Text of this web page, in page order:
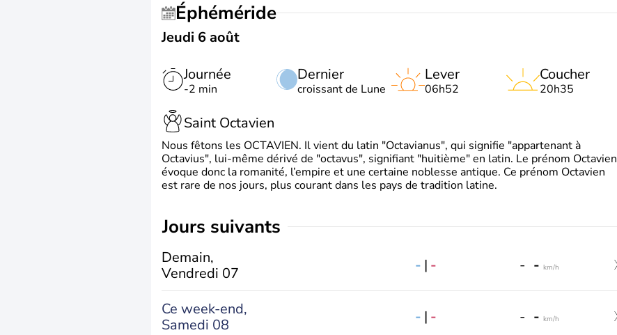
Éphéméride
Jeudi 6 août
Journée
-2 min
Dernier
croissant de Lune
Lever
06h52
Coucher
20h35
Saint Octavien
Nous fêtons les OCTAVIEN. Il vient du latin "Octavianus", qui signifie "appartenant à
Octavius", lui-même dérivé de "octavus", signifiant "huitième" en latin. Le prénom Octavien
évoque donc la romanité, l’empire et une certaine noblesse antique. Ce prénom Octavien
est rare de nos jours, plus courant dans les pays de tradition latine.
jours suivants
Demain,
Vendredi 07
- | - - - km/h
Ce week-end,
Samedi 08
- | - - - km/h